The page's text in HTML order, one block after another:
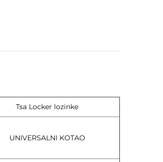
Tsa Locker lozinke
UNIVERSALNI KOTAO